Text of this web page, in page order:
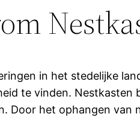
in het stedelijke
te vinden. Nestkasten
Door het ophangen van